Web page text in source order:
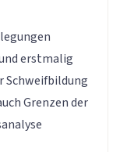
erstmalig
Schweifbildung
Grenzen der